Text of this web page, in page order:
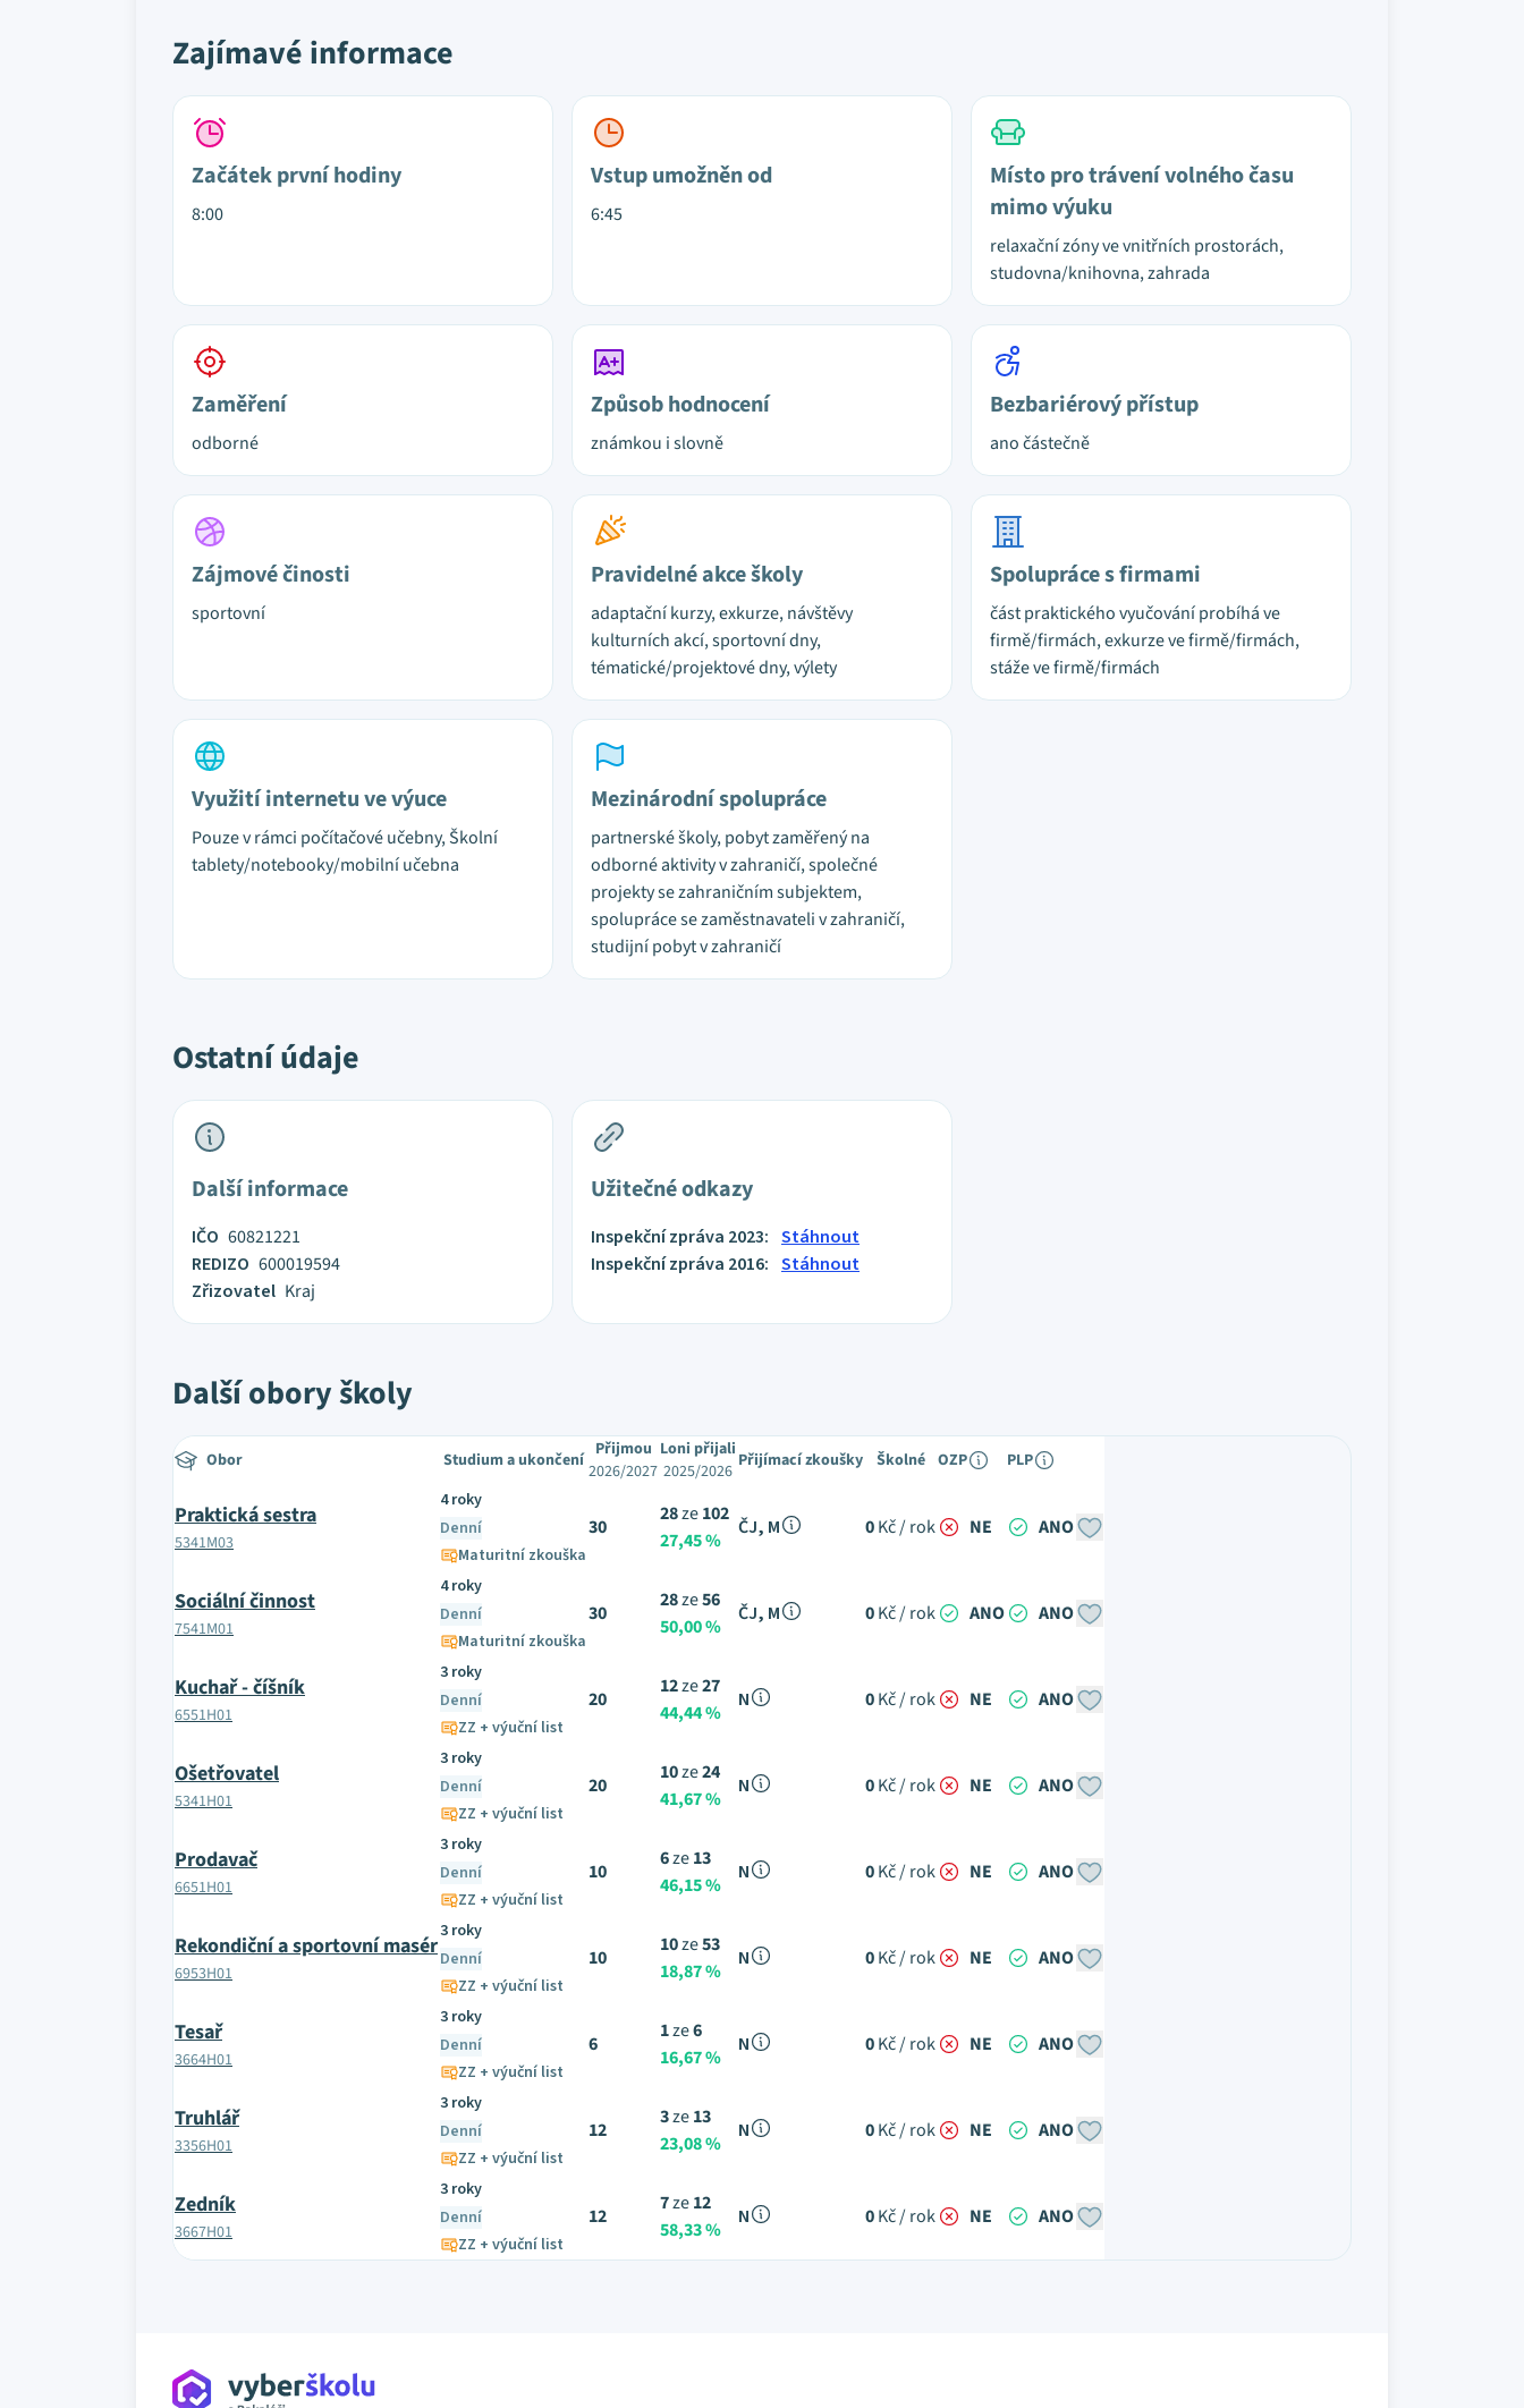
Zajímavé informace
Začátek první hodiny
8:00
Vstup umožněn od
6:45
Místo pro trávení volného času
mimo výuku
relaxační zóny ve vnitřních prostorách,
studovna/knihovna, zahrada
Zaměření
odborné
Způsob hodnocení
známkou i slovně
Bezbariérový přístup
ano částečně
Zájmové činosti
sportovní
Pravidelné akce školy
adaptační kurzy, exkurze, návštěvy
kulturních akcí, sportovní dny,
tématické/projektové dny, výlety
Spolupráce s firmami
část praktického vyučování probíhá ve
firmě/firmách, exkurze ve firmě/firmách,
stáže ve firmě/firmách
Využití internetu ve výuce
Pouze v rámci počítačové učebny, Školní
tablety/notebooky/mobilní učebna
Mezinárodní spolupráce
partnerské školy, pobyt zaměřený na
odborné aktivity v zahraničí, společné
projekty se zahraničním subjektem,
spolupráce se zaměstnavateli v zahraničí,
studijní pobyt v zahraničí
Ostatní údaje
Další informace
IČO 60821221
REDIZO 600019594
Zřizovatel Kraj
Užitečné odkazy
Inspekční zpráva 2023: Stáhnout
Inspekční zpráva 2016: Stáhnout
Další obory školy
Obor Studium a ukončení Přijmou
2026/2027
Loni přijali
2025/2026 Přijímací zkoušky Školné OZP PLP
Praktická sestra
5341M03
4 roky
Denní
Maturitní zkouška
30
28ze102
27,45 %
ČJ, M 0Kč / rok NE ANO
Sociální činnost
7541M01
4 roky
Denní
Maturitní zkouška
30
28ze56
50,00 %
ČJ, M 0Kč / rok ANO ANO
Kuchař - číšník
6551H01
3 roky
Denní
ZZ + výuční list
20
12ze27
44,44 %
N 0Kč / rok NE ANO
Ošetřovatel
5341H01
3 roky
Denní
ZZ + výuční list
20
10ze24
41,67 %
N 0Kč / rok NE ANO
Prodavač
6651H01
3 roky
Denní
ZZ + výuční list
10
6ze13
46,15 %
N 0Kč / rok NE ANO
Rekondiční a sportovní masér
6953H01
3 roky
Denní
ZZ + výuční list
10
10ze53
18,87 %
N 0Kč / rok NE ANO
Tesař
3664H01
3 roky
Denní
ZZ + výuční list
6
1ze6
16,67 %
N 0Kč / rok NE ANO
Truhlář
3356H01
3 roky
Denní
ZZ + výuční list
12
3ze13
23,08 %
N 0Kč / rok NE ANO
Zedník
3667H01
3 roky
Denní
ZZ + výuční list
12
7ze12
58,33 %
N 0Kč / rok NE ANO